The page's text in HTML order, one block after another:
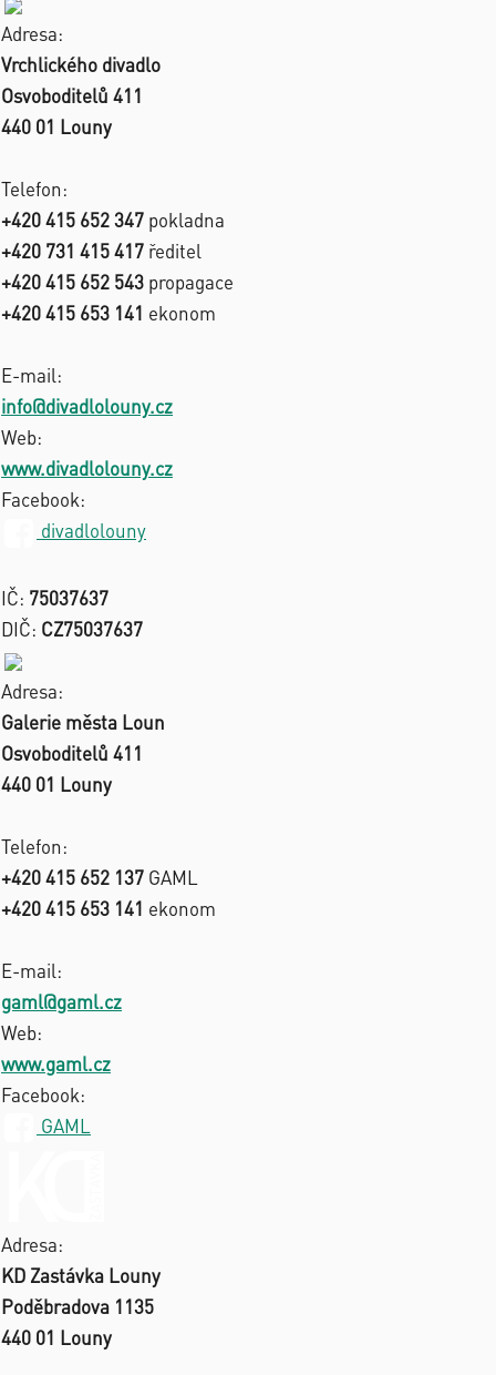
Adresa:
Vrchlického divadlo
Osvoboditelů 411
440 01 Louny
Telefon:
+420 415 652 347 pokladna
+420 731 415 417 ředitel
+420 415 652 543 propagace
+420 415 653 141 ekonom
E-mail:
info@divadlolouny.cz
Web:
www.divadlolouny.cz
Facebook:
divadlolouny
IČ: 75037637
DIČ: CZ75037637
Adresa:
Galerie města Loun
Osvoboditelů 411
440 01 Louny
Telefon:
+420 415 652 137 GAML
+420 415 653 141 ekonom
E-mail:
gaml@gaml.cz
Web:
www.gaml.cz
Facebook:
GAML
Adresa:
KD Zastávka Louny
Poděbradova 1135
440 01 Louny